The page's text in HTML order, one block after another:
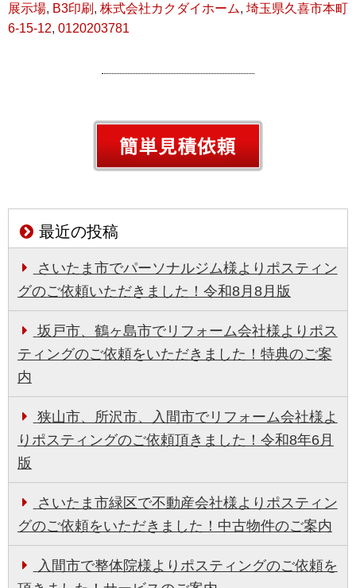
展示場, B3印刷 , 株式会社カクダイホーム, 埼玉県久喜市本町
6-15-12, 0120203781
最近の投稿
さいたま市でパーソナルジム様よりポスティン
グのご依頼いただきました！令和8月8月版
坂戸市、鶴ヶ島市でリフォーム会社様よりポス
ティングのご依頼をいただきました！特典のご案
内
狭山市、所沢市、入間市でリフォーム会社様よ
りポスティングのご依頼頂きました！令和8年6月
版
さいたま市緑区で不動産会社様よりポスティン
グのご依頼をいただきました！中古物件のご案内
入間市で整体院様よりポスティングのご依頼を